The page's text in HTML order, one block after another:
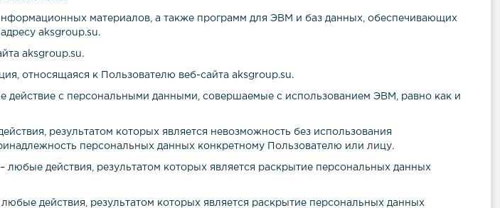
материалов, а также программ для ЭВМ и баз данных, обеспечивающих
aksgroup.su.
aksgroup.su.
относящаяся к Пользователю веб-сайта aksgroup.su.
действие с персональными данными, совершаемые с использованием ЭВМ, равно как и
результатом которых является невозможность без использования
персональных данных конкретному Пользователю или лицу.
любые действия, результатом которых является раскрытие персональных данных
действия, результатом которых является раскрытие персональных данных